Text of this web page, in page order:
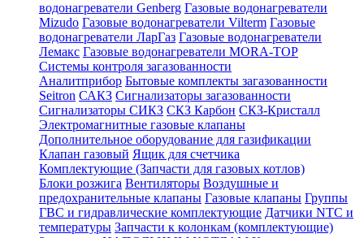
водонагреватели Genberg Газовые водонагреватели
Mizudo Газовые водонагреватели Vilterm Газовые
водонагреватели ЛарГаз Газовые водонагреватели
Лемакс Газовые водонагреватели MORA-TOP
Системы контроля загазованности
Аналитприбор Бытовые комплекты загазованности
Seitron САКЗ Сигнализаторы загазованности
Сигнализаторы СИКЗ СКЗ Карбон СКЗ-Кристалл
Электромагнитные газовые клапаны
Дополнительное оборудование для газификации
Клапан газовый Ящик для счетчика
Комплектующие (Запчасти для газовых котлов)
Блоки розжига Вентиляторы Воздушные и
предохранительные клапаны Газовые клапаны Группы
ГВС и гидравлические комплектующие Датчики NTC и
температуры Запчасти к колонкам (комплектующие)